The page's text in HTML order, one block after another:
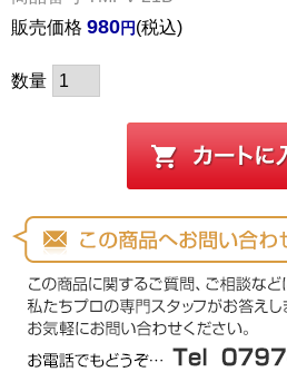
販売価格 980 税込